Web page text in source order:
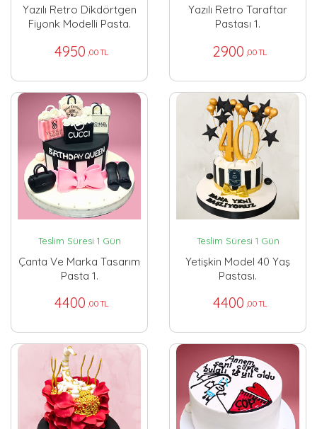
Yazılı Retro Dikdörtgen
Fiyonk Modelli Pasta.
4950 ,00 TL
Yazılı Retro Taraftar
Pastası 1.
2900 ,00 TL
Teslim Süresi 1 Gün
Çanta Ve Marka Tasarım
Pasta 1.
4400 ,00 TL
Teslim Süresi 1 Gün
Yetişkin Model 40 Yaş
Pastası.
4400 ,00 TL